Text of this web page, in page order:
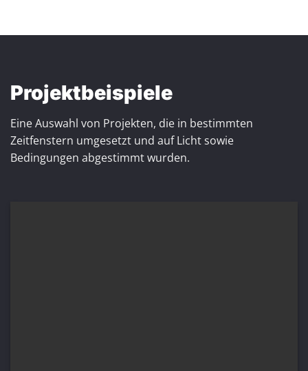
Projektbeispiele
Eine Auswahl von Projekten, die in bestimmten
Zeitfenstern umgesetzt und auf Licht sowie
Bedingungen abgestimmt wurden.